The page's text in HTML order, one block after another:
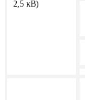
2,5 кВ)